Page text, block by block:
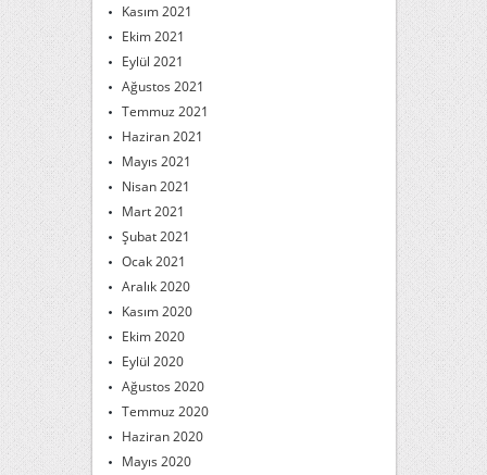
Kasım 2021
Ekim 2021
Eylül 2021
Ağustos 2021
Temmuz 2021
Haziran 2021
Mayıs 2021
Nisan 2021
Mart 2021
Şubat 2021
Ocak 2021
Aralık 2020
Kasım 2020
Ekim 2020
Eylül 2020
Ağustos 2020
Temmuz 2020
Haziran 2020
Mayıs 2020